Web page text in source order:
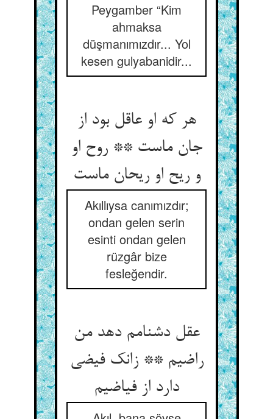
Peygamber “Kim
ahmaksa
düşmanımızdır... Yol
kesen gulyabanidir...
هر که او عاقل بود از
جان ماست ** روح او
و ریح او ریحان ماست
Akıllıysa canımızdır;
ondan gelen serin
esinti ondan gelen
rüzgâr bize
fesleğendir.
عقل دشنامم دهد من
راضیم ** زانک فیضی
دارد از فیاضیم